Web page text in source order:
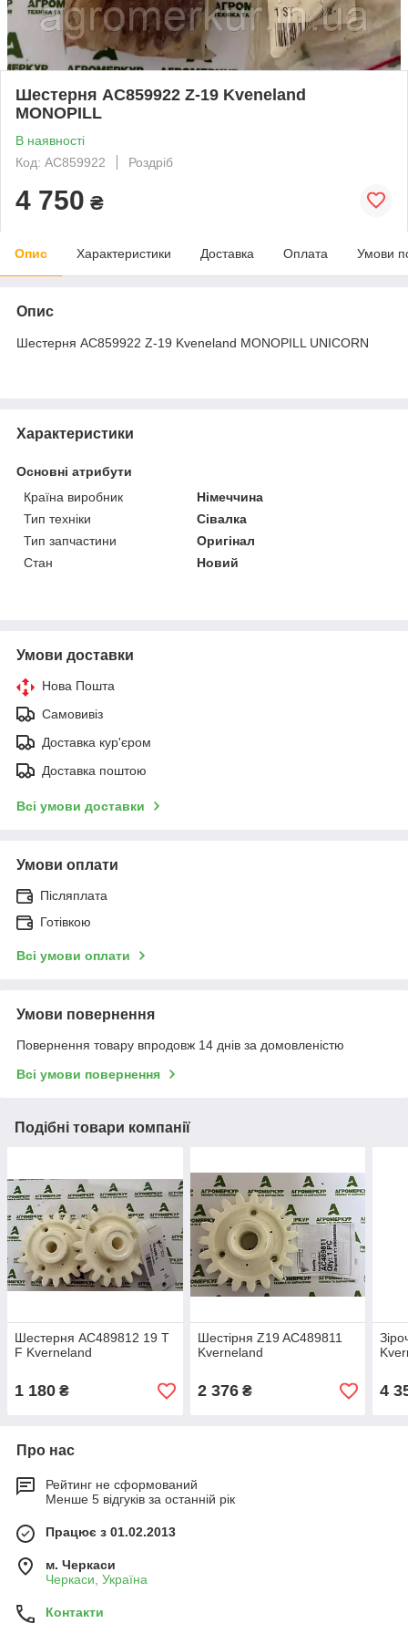
Шестерня AC859922 Z-19 Kveneland
MONOPILL
В наявності
Код: AC859922
Роздріб
4 750 ₴
Опис Характеристики Доставка Оплата Умови
Опис
Шестерня AC859922 Z-19 Kveneland MONOPILL UNICORN
Характеристики
Основні атрибути
Країна виробник
Німеччина
Тип техніки
Сівалка
Тип запчастини
Оригінал
Стан
Новий
Умови доставки
Нова Пошта
Самовивіз
Доставка кур'єром
Доставка поштою
Всі умови доставки
Умови оплати
Післяплата
Готівкою
Всі умови оплати
Умови повернення
Повернення товару впродовж 14 днів за домовленістю
Всі умови повернення
Подібні товари компанії
Шестерня AC489812 19 T
F Kverneland
1 180 ₴
Шестірня Z19 AC489811
Kverneland
2 376₴ 4
Про нас
Рейтинг не сформований
Менше 5 відгуків за останній рік
Працює з 01.02.2013
м. Черкаси
Черкаси, Україна
Контакти